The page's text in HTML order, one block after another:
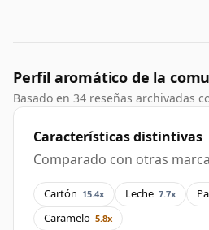
Perfil aromático de la
Basado en 34 reseñas archivadas
Características distintivas
Comparado con otras
Cartón 15.4x Leche 7.7x
Caramelo 5.8x